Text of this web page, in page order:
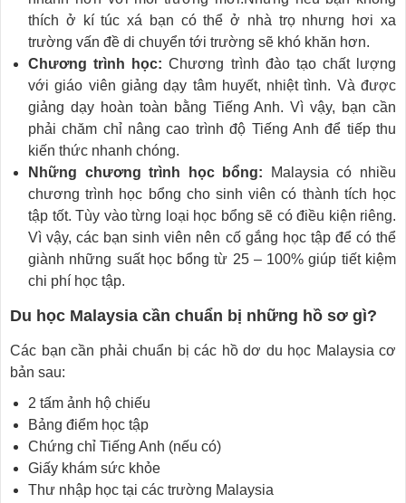
thích ở kí túc xá bạn có thể ở nhà trọ nhưng hơi xa
trường vấn đề di chuyển tới trường sẽ khó khăn hơn.
Chương trình học:Chương trình đào tạo chất lượng
với giáo viên giảng dạy tâm huyết, nhiệt tình. Và được
giảng dạy hoàn toàn bằng Tiếng Anh. Vì vậy, bạn cần
phải chăm chỉ nâng cao trình độ Tiếng Anh để tiếp thu
kiến thức nhanh chóng.
Những chương trình học bổng:
Malaysia có nhiều
chương trình học bổng cho sinh viên có thành tích học
tập tốt. Tùy vào từng loại học bổng sẽ có điều kiện riêng.
Vì vậy, các bạn sinh viên nên cố gắng học tập để có thể
giành những suất học bổng từ 25 – 100% giúp tiết kiệm
chi phí học tập.
Du học Malaysia cần chuẩn bị những hồ sơ gì?
Các bạn cần phải chuẩn bị các hồ dơ du học Malaysia cơ
bản sau:
2 tấm ảnh hộ chiếu
Bảng điểm học tập
Chứng chỉ Tiếng Anh (nếu có)
Giấy khám sức khỏe
Thư nhập học tại các trường Malaysia